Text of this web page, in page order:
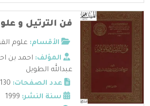
فن الترتيل و
الأقسام: علوم
المؤلف: احمد بن
عبدالله الطويل
عدد الصفحات:
سنة النشر: